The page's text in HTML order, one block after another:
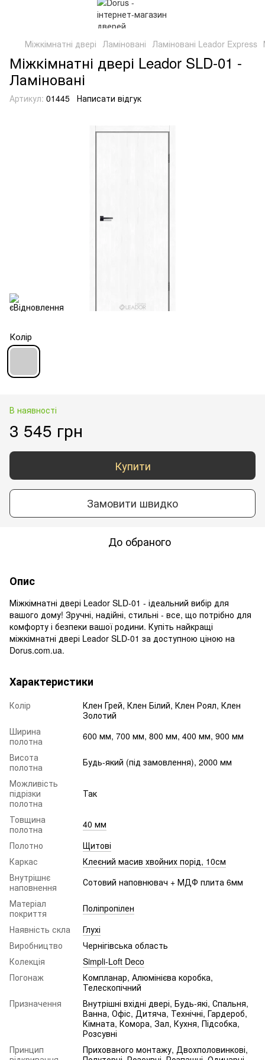
Міжкімнатні двері Ламіновані Ламіновані Leador Express
Міжкімнатні двері Leador SLD-01 -
Ламіновані
Артикул: 01445 Написати відгук
Колір
В наявності
3 545 грн
Купити
Замовити швидко
До обраного
Опис
Міжкімнатні двері Leador SLD-01 - ідеальний вибір для
вашого дому! Зручні, надійні, стильні - все, що потрібно для
комфорту і безпеки вашої родини. Купіть найкращі
міжкімнатні двері Leador SLD-01 за доступною ціною на
Dorus.com.ua.
Характеристики
Колір
Клен Грей, Клен Білий, Клен Роял, Клен
Золотий
Ширина
полотна
600 мм, 700 мм, 800 мм, 400 мм, 900 мм
Висота
полотна
Будь-який (під замовлення), 2000 мм
Можливість
підрізки
полотна
Так
Товщина
полотна
40 мм
Полотно
Щитові
Каркас
Клеєний масив хвойних порід, 10см
Внутрішнє
наповнення
Сотовий наповнювач + МДФ плита 6мм
Матеріал
покриття
Поліпропілен
Наявність скла
Глухі
Виробництво
Чернігівська область
Колекція
Simpli-Loft Deco
Погонаж
Компланар, Алюмінієва коробка,
Телескопічний
Призначення
Внутрішні вхідні двері, Будь-які, Спальня,
Ванна, Офіс, Дитяча, Технічні, Гардероб,
Кімната, Комора, Зал, Кухня, Підсобка,
Розсувні
Принцип
Прихованого монтажу, Двохполовинкові,